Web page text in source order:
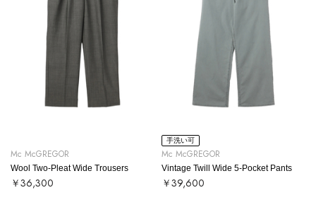
Mc McGREGOR
Wool Two-Pleat Wide Trousers
￥36,300
手洗い可
Mc McGREGOR
Vintage Twill Wide 5-Pocket Pants
￥39,600